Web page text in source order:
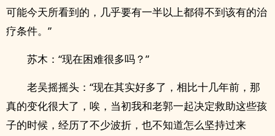
可能今天所看到的，几乎要有一半以上都得不到该有的治
疗条件。”
苏木：“现在困难很多吗？”
老吴摇摇头：“现在其实好多了，相比十几年前，那
真的变化很大了，唉，当初我和老郭一起决定救助这些孩
子的时候，经历了不少波折，也不知道怎么坚持过来